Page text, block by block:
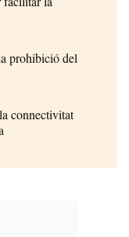
prohibició del
connectivitat